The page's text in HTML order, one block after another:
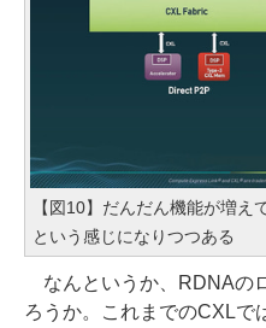
【図10】だんだん機能が増
という感じになりつつある
なんというか、RDNAの
ろうか。これまでのCXLで